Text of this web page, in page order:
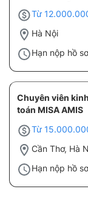
Từ
Hà Nội
Hạn nộp hồ
Chuyên viên
toán MISA AMIS
Từ
Cần Thơ, Hà
Hạn nộp hồ